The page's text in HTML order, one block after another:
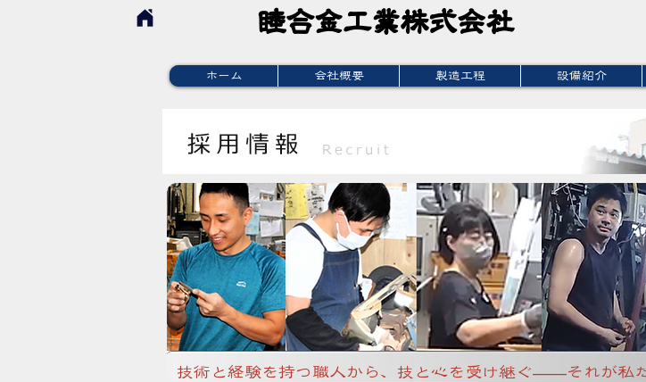
睦合金工業株式会社
睦合金工業株式会社
ホーム 会社概要 製造工程 設備紹介
技術と経験を持つ職人から、技と心を受け継ぐ——それが私